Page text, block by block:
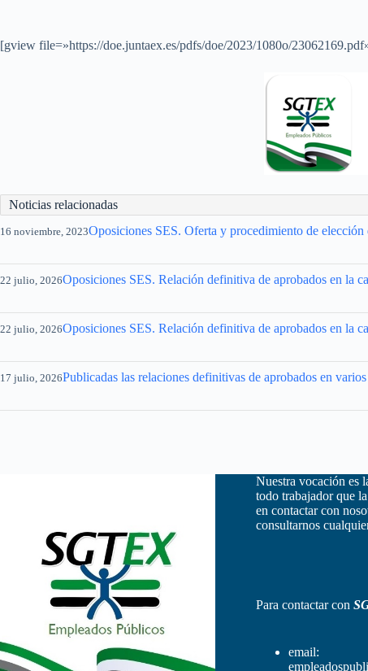
[gview file=»https://doe.juntaex.es/pdfs/doe/2023/1080o/
Noticias relacionadas
16 noviembre, 2023Oposiciones SES. Oferta y procedimiento de elección
22 julio, 2026Oposiciones SES. Relación definitiva de aprobados en la
22 julio, 2026Oposiciones SES. Relación definitiva de aprobados en la
17 julio, 2026Publicadas las relaciones definitivas de aprobados en
Nuestra vocación es
todo trabajador que
en contactar con
consultarnos
Para contactar con
email: